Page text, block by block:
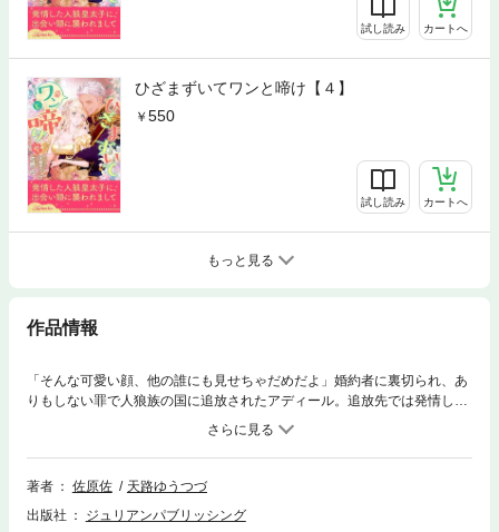
試し読み カートへ
ひざまずいてワンと啼け【４】
550
試し読み カートへ
もっと見る
作品情報
「そんな可愛い顔、他の誰にも見せちゃだめだよ」婚約者に裏切られ、あ
りもしない罪で人狼族の国に追放されたアディール。追放先では発情した
皇太子・ハロルドに突然襲われ、前途多難と思いきや、待っていたのは犬
（彼）のしつけと甘い溺愛だった!? 「あいつにされるよりずっと気持ち
良いだろ？」元婚約者への嫉妬心で迫るハロルドの口淫に、『人狼族特有
の催淫効果のせい』と言い訳をしつつ、初めての疼きに深く溺れていくア
い傷を抱えているようで……？※セット版との重複購入にご注意くださ
著者 佐原佐
天路ゆうつづ
出版社
ジュリアンパブリッシング